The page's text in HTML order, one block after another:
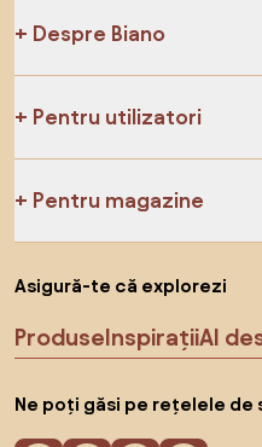
Despre Biano
Pentru utilizatori
Pentru magazine
Asigură-te că explorezi
ProduseInspirațiiAI
Ne poți găsi pe rețelele de